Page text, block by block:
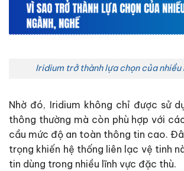
Iridium trở thành lựa chọn của nhiều
Nhờ đó, Iridium không chỉ được sử
thông thường mà còn phù hợp với
cầu mức độ an toàn thông tin cao.
trọng khiến hệ thống liên lạc vệ tinh
tin dùng trong nhiều lĩnh vực đặc thù.